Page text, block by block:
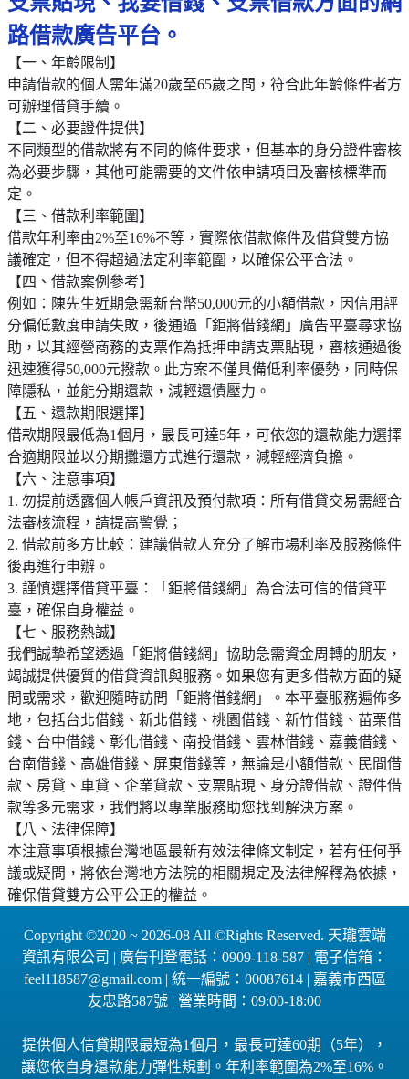
路借款廣告平台。
【一、年齡限制】
申請借款的個人需年滿20歲至65歲之間，符合此年齡條件者方
可辦理借貸手續。
【二、必要證件提供】
不同類型的借款將有不同的條件要求，但基本的身分證件審核
為必要步驟，其他可能需要的文件依申請項目及審核標準而
定。
【三、借款利率範圍】
借款年利率由2%至16%不等，實際依借款條件及借貸雙方協
議確定，但不得超過法定利率範圍，以確保公平合法。
【四、借款案例參考】
例如：陳先生近期急需新台幣50,000元的小額借款，因信用評
分偏低數度申請失敗，後通過「鉅將借錢網」廣告平臺尋求協
助，以其經營商務的支票作為抵押申請支票貼現，審核通過後
迅速獲得50,000元撥款。此方案不僅具備低利率優勢，同時保
障隱私，並能分期還款，減輕還債壓力。
【五、還款期限選擇】
借款期限最低為1個月，最長可達5年，可依您的還款能力選擇
合適期限並以分期攤還方式進行還款，減輕經濟負擔。
【六、注意事項】
1. 勿提前透露個人帳戶資訊及預付款項：所有借貸交易需經合
法審核流程，請提高警覺；
2. 借款前多方比較：建議借款人充分了解市場利率及服務條件
後再進行申辦。
3. 謹慎選擇借貸平臺：「鉅將借錢網」為合法可信的借貸平
臺，確保自身權益。
【七、服務熱誠】
我們誠摯希望透過「鉅將借錢網」協助急需資金周轉的朋友，
竭誠提供優質的借貸資訊與服務。如果您有更多借款方面的疑
問或需求，歡迎隨時訪問「鉅將借錢網」。本平臺服務遍佈多
地，包括台北借錢、新北借錢、桃園借錢、新竹借錢、苗栗借
錢、台中借錢、彰化借錢、南投借錢、雲林借錢、嘉義借錢、
台南借錢、高雄借錢、屏東借錢等，無論是小額借款、民間借
款、房貸、車貸、企業貸款、支票貼現、身分證借款、證件借
款等多元需求，我們將以專業服務助您找到解決方案。
【八、法律保障】
本注意事項根據台灣地區最新有效法律條文制定，若有任何爭
議或疑問，將依台灣地方法院的相關規定及法律解釋為依據，
確保借貸雙方公平公正的權益。
Copyright ©2020 ~ 2026-08 All ©Rights Reserved. 天瓏雲端
資訊有限公司 | 廣告刊登電話：0909-118-587 | 電子信箱：
feel118587@gmail.com | 統一編號：00087614 | 嘉義市西區
友忠路587號 | 營業時間：09:00-18:00
提供個人信貸期限最短為1個月，最長可達60期（5年），
讓您依自身還款能力彈性規劃。年利率範圍為2%至16%。